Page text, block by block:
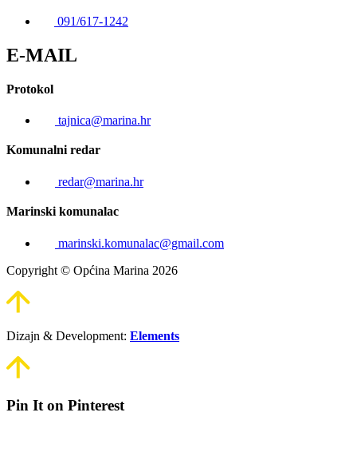
091/617-1242
E-MAIL
Protokol
tajnica@marina.hr
Komunalni redar
redar@marina.hr
Marinski komunalac
marinski.komunalac@gmail.com
Copyright © Općina Marina 2026
Dizajn & Development: Elements
Pin It on Pinterest